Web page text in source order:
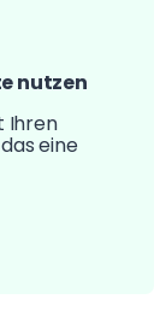
nutzen
Ihren
eine